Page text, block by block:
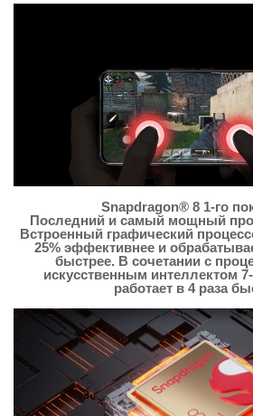
Snapdragon® 8 1-го
Последний и самый мощный
Встроенный графический
25% эффективнее и
быстрее. В сочетании с
искусственным интеллектом
работает в 4 раза